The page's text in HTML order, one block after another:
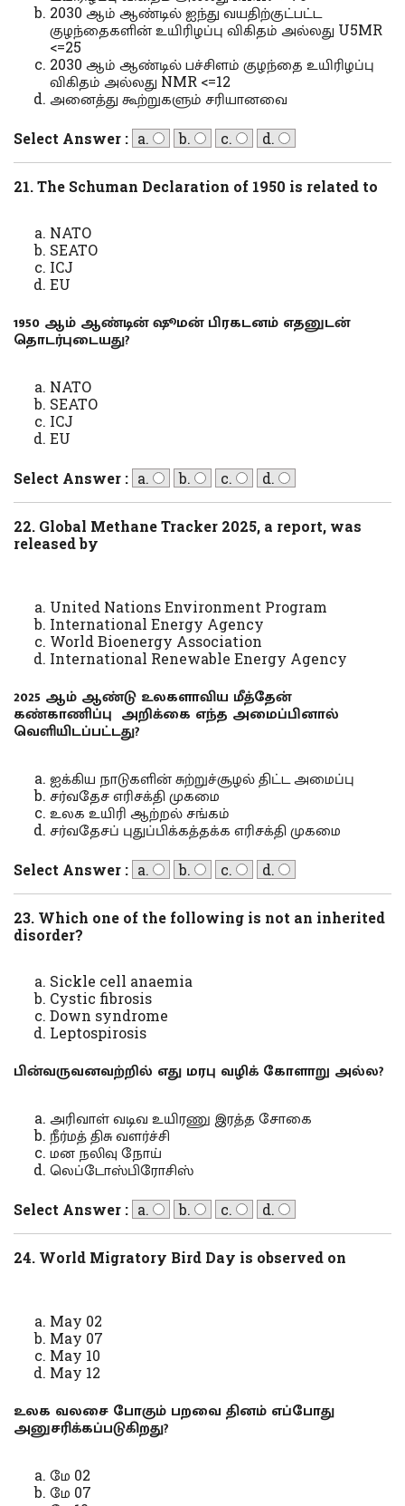
2030 ஆம் ஆண்டில் ஐந்து வயதிற்குட்பட்ட
குழந்தைகளின் உயிரிழப்பு விகிதம் அல்லது U5MR
<=25
2030 ஆம் ஆண்டில் பச்சிளம் குழந்தை உயிரிழப்பு
விகிதம் அல்லது NMR <=12
அனைத்து கூற்றுகளும் சரியானவை
Select Answer : a. b. c. d.
21. The Schuman Declaration of 1950 is related to
NATO
SEATO
ICJ
EU
1950 ஆம் ஆண்டின் ஷூமன் பிரகடனம் எதனுடன்
தொடர்புடையது?
NATO
SEATO
ICJ
EU
Select Answer : a. b. c. d.
22. Global Methane Tracker 2025, a report, was
released by
United Nations Environment Program
International Energy Agency
World Bioenergy Association
International Renewable Energy Agency
2025 ஆம் ஆண்டு உலகளாவிய மீத்தேன்
கண்காணிப்பு அறிக்கை எந்த அமைப்பினால்
வெளியிடப்பட்டது?
ஐக்கிய நாடுகளின் சுற்றுச்சூழல் திட்ட அமைப்பு
சர்வதேச எரிசக்தி முகமை
உலக உயிரி ஆற்றல் சங்கம்
சர்வதேசப் புதுப்பிக்கத்தக்க எரிசக்தி முகமை
Select Answer : a. b. c. d.
23. Which one of the following is not an inherited
disorder?
Sickle cell anaemia
Cystic fibrosis
Down syndrome
Leptospirosis
பின்வருவனவற்றில் எது மரபு வழிக் கோளாறு அல்ல?
அரிவாள் வடிவ உயிரணு இரத்த சோகை
நீர்மத் திசு வளர்ச்சி
மன நலிவு நோய்
லெப்டோஸ்பிரோசிஸ்
Select Answer : a. b. c. d.
24. World Migratory Bird Day is observed on
May 02
May 07
May 10
May 12
உலக வலசை போகும் பறவை தினம் எப்போது
அனுசரிக்கப்படுகிறது?
மே 02
மே 07